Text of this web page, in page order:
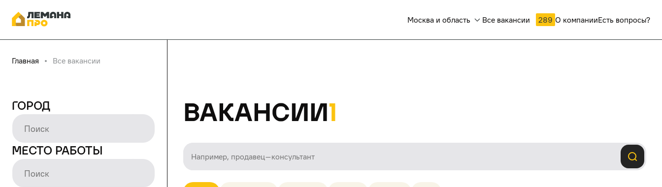
Москва и область Все вакансии 289 О компанииЕсть вопросы?
Главная Все вакансии
Город
Место работы
Вакансии1